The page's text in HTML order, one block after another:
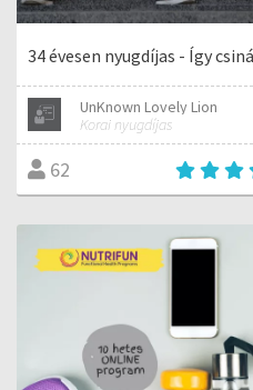
34 évesen nyugdíjas - Így
UnKnown Lovely Lion
Korai nyugdíjas
62